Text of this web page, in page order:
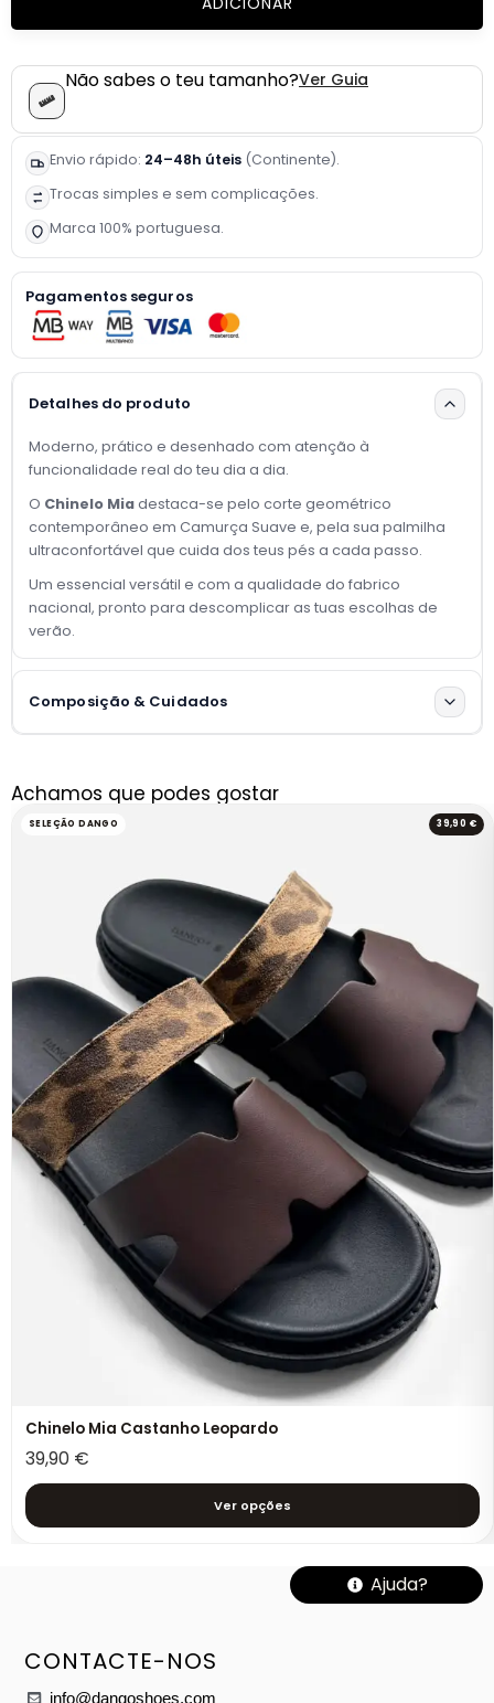
Não sabes o teu tamanho?Ver Guia
Envio rápido: 24–48h úteis (Continente).
Trocas simples e sem complicações.
Marca 100% portuguesa.
Pagamentos seguros
Detalhes do produto
Moderno, prático e desenhado com atenção à
funcionalidade real do teu dia a dia.
O Chinelo Miadestaca-se pelo corte geométrico
contemporâneo em Camurça Suave e, pela sua palmilha
ultraconfortável que cuida dos teus pés a cada passo.
Um essencial versátil e com a qualidade do fabrico
nacional, pronto para descomplicar as tuas escolhas de
verão.
Composição & Cuidados
Achamos que podes gostar
SELEÇÃO DANGO 39,90 €
Chinelo Mia Castanho Leopardo
39,90 €
Ver opções
Ajuda?
CONTACTE-NOS
info@dangoshoes.com